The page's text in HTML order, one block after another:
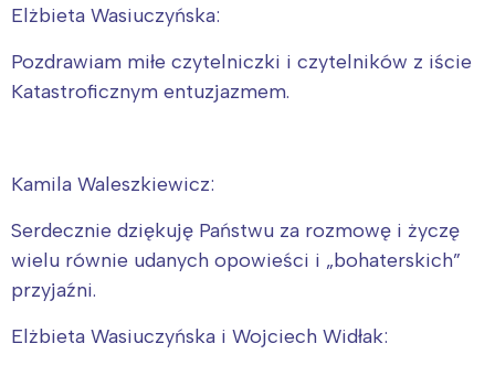
Elżbieta Wasiuczyńska:
Pozdrawiam miłe czytelniczki i czytelników z iście
Katastroficznym entuzjazmem.
Kamila Waleszkiewicz:
Serdecznie dziękuję Państwu za rozmowę i życzę
wielu równie udanych opowieści i „bohaterskich”
przyjaźni.
Elżbieta Wasiuczyńska i Wojciech Widłak: